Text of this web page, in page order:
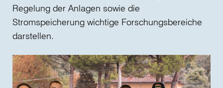
Regelung der Anlagen sowie die
Stromspeicherung wichtige Forschungsbereiche
darstellen.